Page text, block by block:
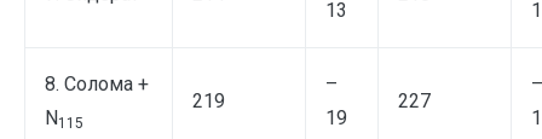
13
8. Солома +
N115
219
–
19
227
–